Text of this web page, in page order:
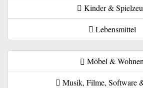
Kinder &
Lebensmittel
Möbel & Wohnen
Musik, Filme, Software